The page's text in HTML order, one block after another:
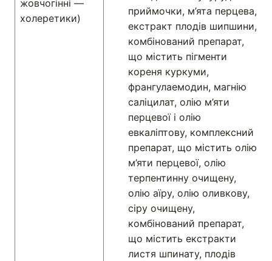
жовчогінні —
холеретики)
приймочки, м’ята перцева,
екстракт плодів шипшини,
комбінований препарат,
що містить пігменти
кореня куркуми,
франгулаемодин, магнію
саліцилат, олію м’яти
перцевої і олію
евкаліптову, комплексний
препарат, що містить олію
м’яти перцевої, олію
терпентинну очищену,
олію аїру, олію оливкову,
сіру очищену,
комбінований препарат,
що містить екстракти
листя шпинату, плодів